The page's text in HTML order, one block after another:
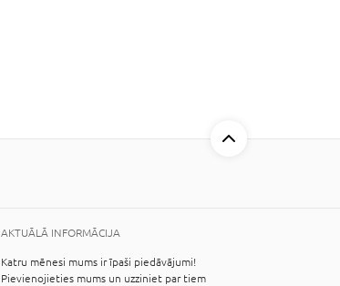
AKTUĀLĀ INFORMĀCIJA
Katru mēnesi mums ir īpaši piedāvājumi!
Pievienojieties mums un uzziniet par tiem